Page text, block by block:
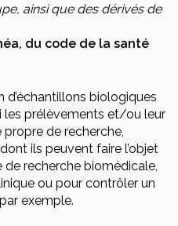
ainsi que des dérivés de
du code de la santé
biologiques
les prélèvements et/ou leur
de recherche,
ils peuvent faire l’objet
de recherche biomédicale,
ou pour contrôler un
exemple.